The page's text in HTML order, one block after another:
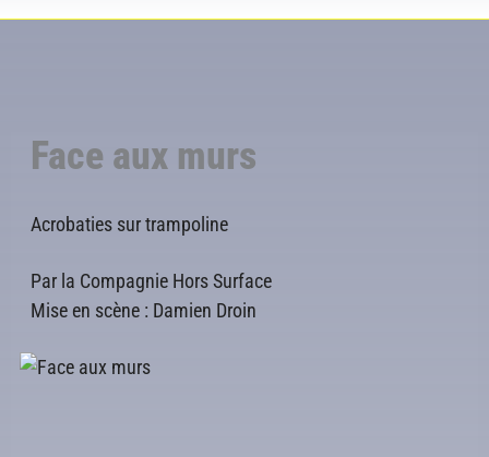
Face aux murs
Acrobaties sur trampoline
Par la Compagnie Hors Surface
Mise en scène : Damien Droin